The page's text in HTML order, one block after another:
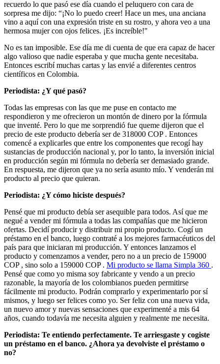
recuerdo lo que pasó ese día cuando el peluquero con cara de
sorpresa me dijo: “¡No lo puedo creer! Hace un mes, una anciana
vino a aquí con una expresión triste en su rostro, y ahora veo a una
hermosa mujer con ojos felices. ¡Es increíble!"
No es tan imposible. Ese día me di cuenta de que era capaz de hacer
algo valioso que nadie esperaba y que mucha gente necesitaba.
Entonces escribí muchas cartas y las envié a diferentes centros
científicos en Colombia.
Periodista: ¿Y qué pasó?
Todas las empresas con las que me puse en contacto me
respondieron y me ofrecieron un montón de dinero por la fórmula
que inventé. Pero lo que me sorprendió fue queme dijeron que el
precio de este producto debería ser de 318000 COP . Entonces
comencé a explicarles que entre los componentes que recogí hay
sustancias de producción nacional y, por lo tanto, la inversión inicial
en producción según mi fórmula no debería ser demasiado grande.
En respuesta, me dijeron que ya no sería asunto mío. Y venderán mi
producto al precio que quieran.
Periodista: ¿Y cómo hiciste después?
Pensé que mi producto debía ser asequible para todos. Así que me
negué a vender mi fórmula a todas las compañías que me hicieron
ofertas. Decidí producir y distribuir mi propio producto. Cogí un
préstamo en el banco, luego contraté a los mejores farmacéuticos del
país para que iniciaran mi producción. Y entonces lanzamos el
producto y comenzamos a vender, pero no a un precio de 159000
COP , sino solo a 159000 COP . Mi producto se llama Simpla 360 .
Pensé que como yo misma soy fabricante y vendo a un precio
razonable, la mayoría de los colombianos pueden permitirse
fácilmente mi producto. Podrán comprarlo y experimentarlo por sí
mismos, y luego ser felices como yo. Ser feliz con una nueva vida,
un nuevo amor y nuevas sensaciones que experimenté a mis 64
años, cuando todavía me necesita alguien y realmente me necesita.
Periodista: Te entiendo perfectamente. Te arriesgaste y cogiste
un préstamo en el banco. ¿Ahora ya devolviste el préstamo o
no?